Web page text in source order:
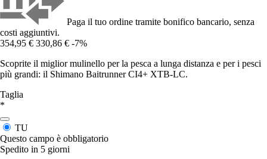
Paga il tuo ordine tramite bonifico bancario, senza
costi aggiuntivi.
354,95 € 330,86 € -7%
Scoprite il miglior mulinello per la pesca a lunga distanza e per i pesci
più grandi: il Shimano Baitrunner CI4+ XTB-LC.
Taglia
*
TU
Questo campo è obbligatorio
Spedito in 5 giorni